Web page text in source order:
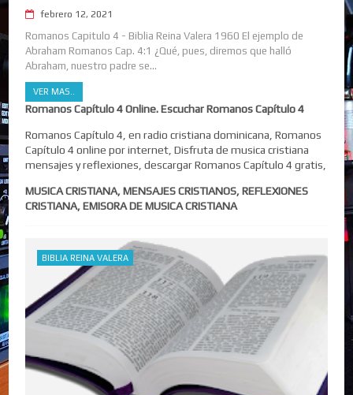
febrero 12, 2021
Romanos Capitulo 4 - Biblia Reina Valera 1960 El ejemplo de
Abraham Romanos Cap. 4:1 ¿Qué, pues, diremos que halló
Abraham, nuestro padre se...
VER MAS..
Romanos Capítulo 4 Online. Escuchar Romanos Capítulo 4
Romanos Capítulo 4, en radio cristiana dominicana, Romanos
Capítulo 4 online por internet, Disfruta de musica cristiana
mensajes y reflexiones, descargar Romanos Capítulo 4 gratis,
MUSICA CRISTIANA, MENSAJES CRISTIANOS, REFLEXIONES
CRISTIANA, EMISORA DE MUSICA CRISTIANA
BIBLIA REINA VALERA